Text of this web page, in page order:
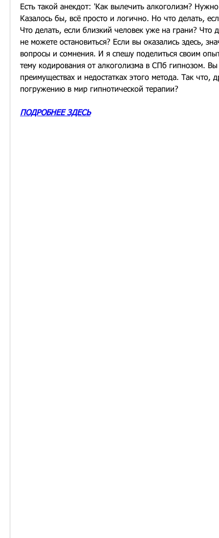
Есть такой анекдот: 'Как вылечить алкоголизм? Нужно
Казалось бы, всё просто и логично. Но что делать,
Что делать, если близкий человек уже на грани? Что
не можете остановиться? Если вы оказались здесь,
вопросы и сомнения. И я спешу поделиться своим
тему кодирования от алкоголизма в СПб гипнозом. Вы
преимуществах и недостатках этого метода. Так что,
погружению в мир гипнотической терапии?
ПОДРОБНЕЕ ЗДЕСЬ